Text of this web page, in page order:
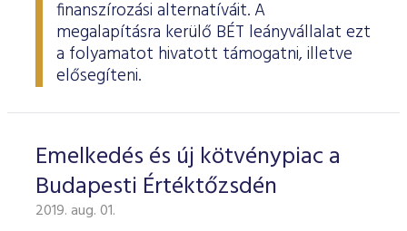
finanszírozási alternatíváit. A
megalapításra kerülő BÉT leányvállalat ezt
a folyamatot hivatott támogatni, illetve
elősegíteni.
Emelkedés és új kötvénypiac a
Budapesti Értéktőzsdén
2019. aug. 01.